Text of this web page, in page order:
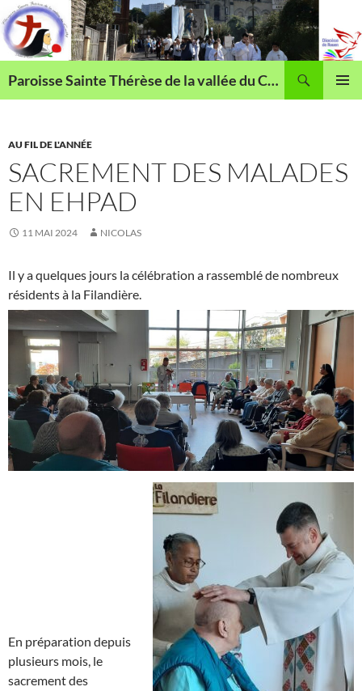
Aller
au
contenu
Paroisse Sainte Thérèse de la vallée du Cailly
AU FIL DE L'ANNÉE
SACREMENT DES MALADES
EN EHPAD
11 MAI 2024 NICOLAS
Il y a quelques jours la célébration a rassemblé de nombreux
résidents à la Filandière.
En préparation depuis
plusieurs mois, le
sacrement des